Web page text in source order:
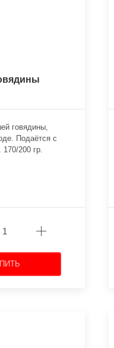
говядины,
Подаётся с
200 гр.